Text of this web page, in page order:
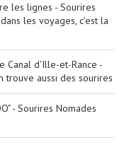
les lignes - Sourires
les voyages, c’est la
Canal d'Ille-et-Rance -
trouve aussi des sourires
- Sourires Nomades